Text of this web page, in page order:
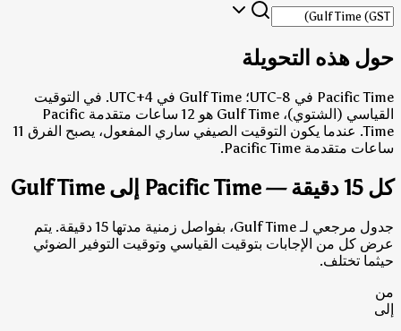
حول هذه التحويلة
Pacific Time في UTC-8؛ Gulf Time في UTC+4.
في التوقيت
القياسي (الشتوي)، Gulf Time هو 12 ساعات متقدمة Pacific
Time.
عندما يكون التوقيت الصيفي ساري المفعول، يصبح الفرق 11
ساعات متقدمة Pacific Time.
كل 15 دقيقة — Pacific Time إلى Gulf Time
جدول مرجعي لـ Gulf Time، بفواصل زمنية مدتها 15 دقيقة. يتم
عرض كل من الإجابات بتوقيت القياسي وتوقيت التوفير الضوئي
حيثما تختلف.
من
إلى